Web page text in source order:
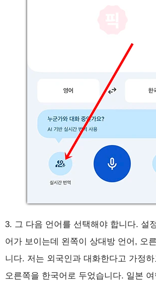
3. 그 다음 언어를 선택해야 합니다. 설
어가 보이는데 왼쪽이 상대방 언어, 오
니다. 저는 외국인과 대화한다고 가정
오른쪽을 한국어로 두었습니다. 일본